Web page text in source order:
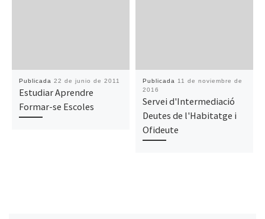
Publicada 22 de junio de 2011
Estudiar Aprendre
Formar-se Escoles
Publicada 11 de noviembre de
2016
Servei d'Intermediació
Deutes de l'Habitatge i
Ofideute